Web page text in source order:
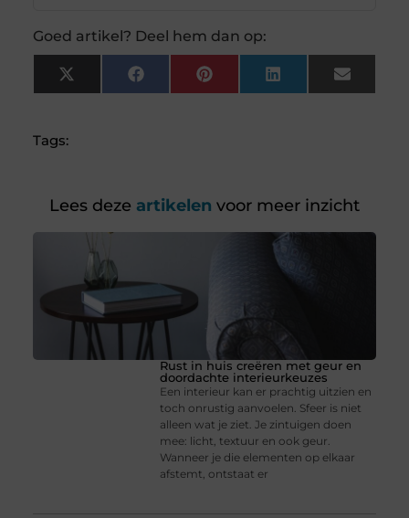
Goed artikel? Deel hem dan op:
X
(Twitter)
FacebookPinterest LinkedIn Email
Tags:
Lees deze artikelen voor meer inzicht
Rust in huis creëren met geur en
doordachte interieurkeuzes
Een interieur kan er prachtig uitzien en
toch onrustig aanvoelen. Sfeer is niet
alleen wat je ziet. Je zintuigen doen
mee: licht, textuur en ook geur.
Wanneer je die elementen op elkaar
afstemt, ontstaat er